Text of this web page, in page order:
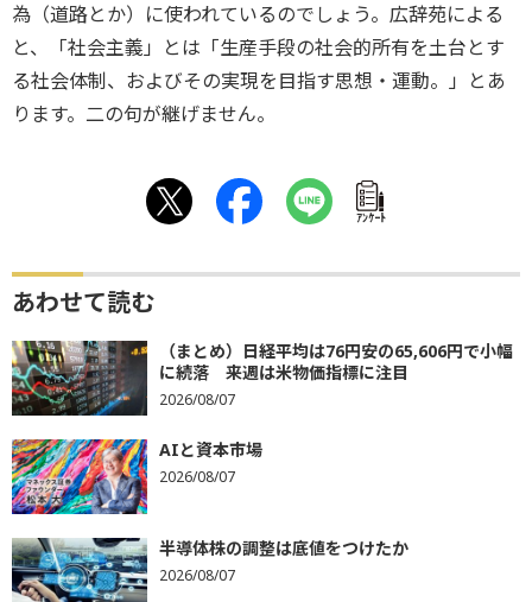
為（道路とか）に使われているのでしょう。広辞苑による
と、「社会主義」とは「生産手段の社会的所有を土台とす
る社会体制、およびその実現を目指す思想・運動。」とあ
ります。二の句が継げません。
ｱﾝｹｰﾄ
あわせて読む
（まとめ）日経平均は76円安の65,606円で小幅
に続落 来週は米物価指標に注目
2026/08/07
AIと資本市場
2026/08/07
半導体株の調整は底値をつけたか
2026/08/07